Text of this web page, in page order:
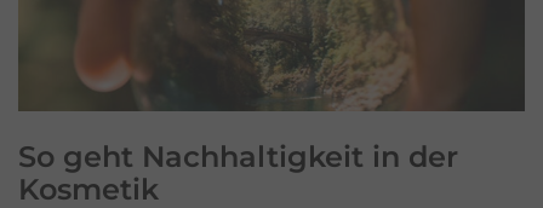
So geht Nachhaltigkeit in der
Kosmetik